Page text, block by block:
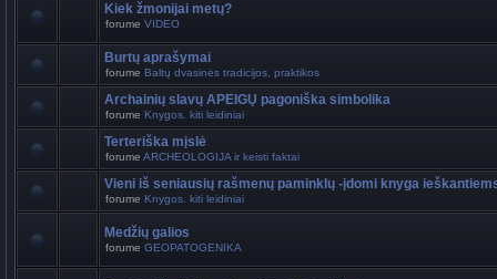
Kiek žmonijai metų?
forume VIDEO
Burtų aprašymai
forume Baltų dvasinės tradicijos, praktikos
Archainių slavų APEIGŲ pagoniška simbolika
forume Knygos. kiti leidiniai
Terteriška mįslė
forume ARCHEOLOGIJA ir keisti faktai
Vieni iš seniausių rašmenų paminklų -įdomi knyga
forume Knygos. kiti leidiniai
Medžių galios
forume GEOPATOGENIKA